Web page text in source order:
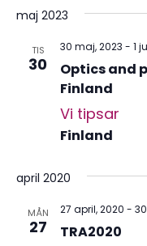
datum.
maj 2023
TIS
30
30 maj, 2023 - 1
Optics and
Finland
Vi tipsar
Finland
april 2020
MÅN
27
27 april, 2020 -
TRA2020